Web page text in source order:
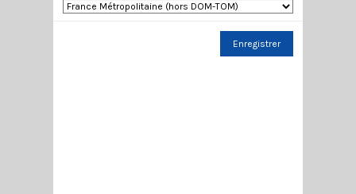
Enregistrer